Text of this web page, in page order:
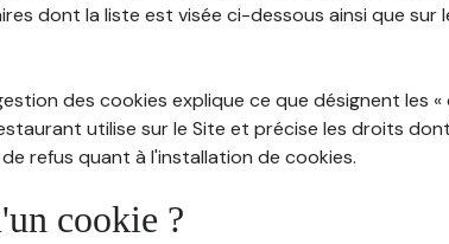
dont la liste est visée ci-dessous ainsi que sur
des cookies explique ce que désignent les «
utilise sur le Site et précise les droits
refus quant à l'installation de cookies.
cookie ?